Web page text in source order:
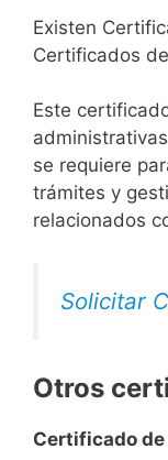
Existen
Certificados
Este
se requiere
trámites y
relacionados
Solicitar
Otros
Certificado